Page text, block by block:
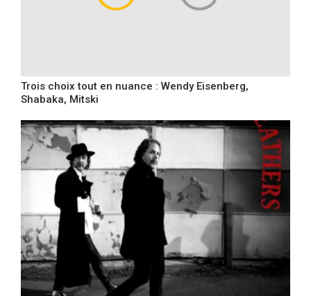
Trois choix tout en nuance : Wendy Eisenberg,
Shabaka, Mitski